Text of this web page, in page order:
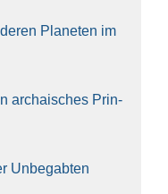
Pla­ne­ten im
archai­sches Prin­
Unbe­gab­ten